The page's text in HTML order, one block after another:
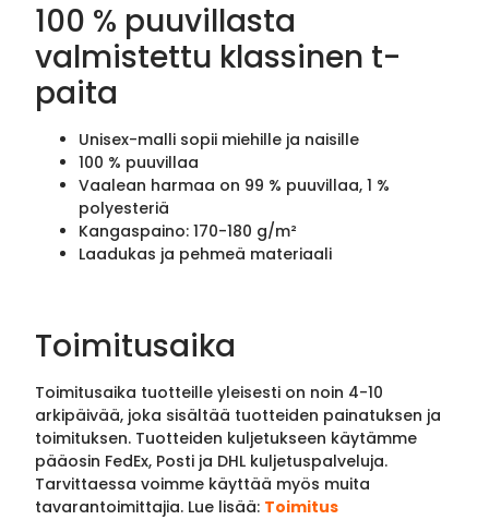
100 % puuvillasta
valmistettu klassinen t-
paita
Unisex-malli sopii miehille ja naisille
100 % puuvillaa
Vaalean harmaa on 99 % puuvillaa, 1 %
polyesteriä
Kangaspaino: 170-180 g/m²
Laadukas ja pehmeä materiaali
Toimitusaika
Toimitusaika tuotteille yleisesti on noin 4-10
arkipäivää, joka sisältää tuotteiden painatuksen ja
toimituksen. Tuotteiden kuljetukseen käytämme
pääosin FedEx, Posti ja DHL kuljetuspalveluja.
Tarvittaessa voimme käyttää myös muita
tavarantoimittajia. Lue lisää: Toimitus